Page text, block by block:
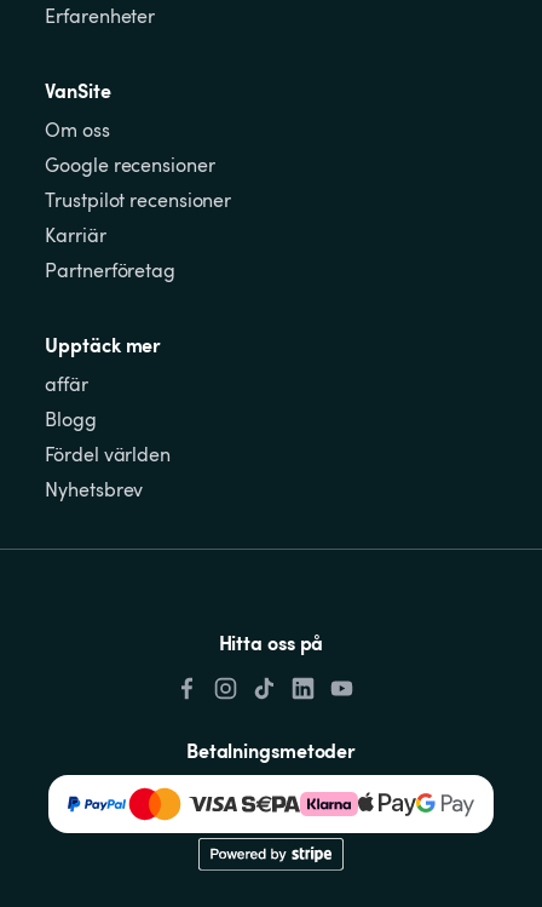
Erfarenheter
VanSite
Om oss
Google recensioner
Trustpilot recensioner
Karriär
Partnerföretag
Upptäck mer
affär
Blogg
Fördel världen
Nyhetsbrev
Hitta oss på
Betalningsmetoder